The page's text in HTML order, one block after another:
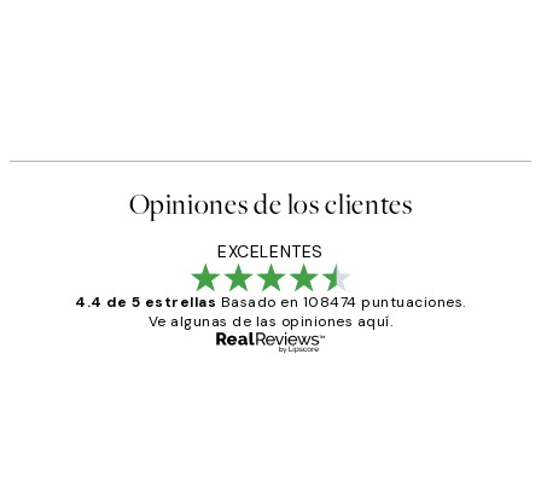
Opiniones de los clientes
EXCELENTES
4.4 de 5 estrellas Basado en 108474 puntuaciones.
Ve algunas de las opiniones aquí.